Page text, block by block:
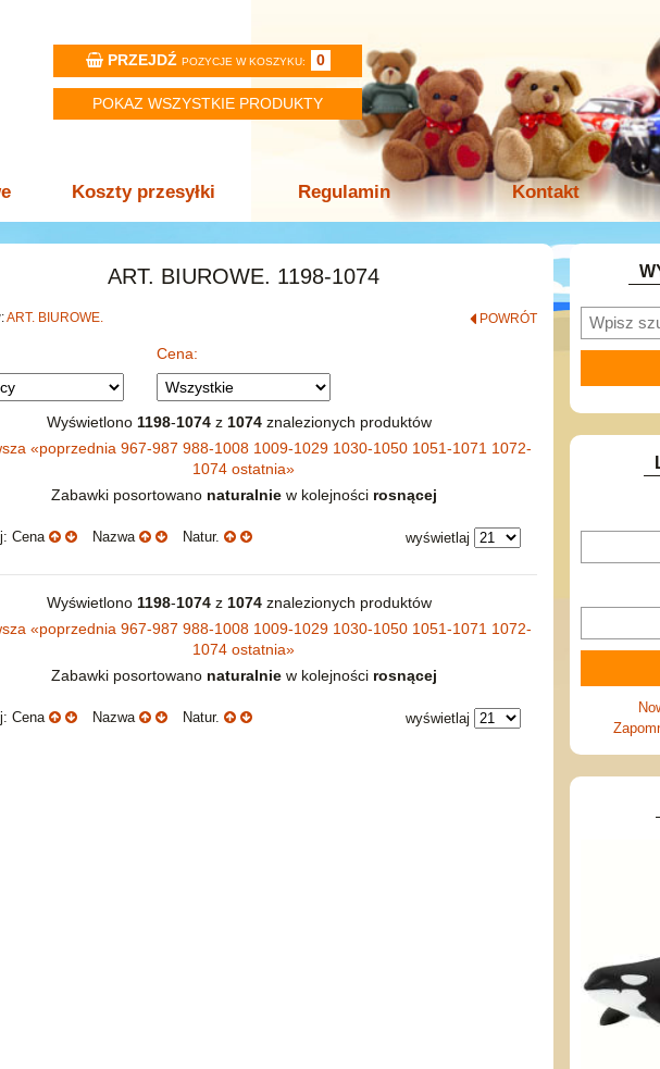
PRZEJDŹ POZYCJE W KOSZYKU: 0
POKAZ WSZYSTKIE PRODUKTY
Koszty przesyłki Regulamin Kontakt
ART. BIUROWE. 1198-1074
ART. BIUROWE. POWRÓT
Cena:
Wyświetlono 1198-1074 z 1074 znalezionych produktów
«poprzednia 967-987 988-1008 1009-1029 1030-1050 1051-1071 1072-
1074 ostatnia»
Zabawki posortowano naturalniew kolejności rosnącej
Cena Nazwa Natur. wyświetlaj
Wyświetlono 1198-1074 z 1074 znalezionych produktów
«poprzednia 967-987 988-1008 1009-1029 1030-1050 1051-1071 1072-
1074 ostatnia»
Zabawki posortowano naturalniew kolejności rosnącej
Cena Nazwa Natur. wyświetlaj